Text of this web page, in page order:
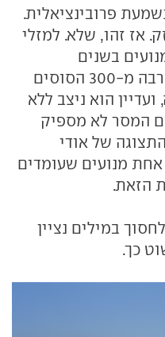
פרובינציאלית.
אז זהו, שלא. למזלי
בשנים
האחרונות, חלקם חזקים בהרבה מ-300 הסוסים
הוא ניצב ללא
המסר לא מספיק
של אודי
מנועים שעומדים
הזאת.
במילים נציין
כך.